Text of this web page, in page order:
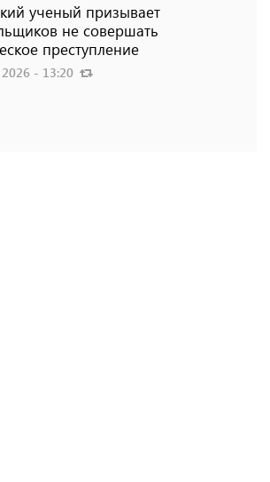
ученый призывает
не совершать
преступление
2026 - 13:20